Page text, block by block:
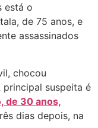
está o
de 75 anos, e
assassinados
chocou
suspeita é
de 30 anos,
dias depois, na